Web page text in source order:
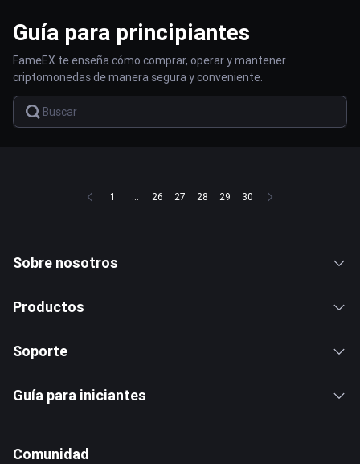
Guía para principiantes
FameEX te enseña cómo comprar, operar y mantener
criptomonedas de manera segura y conveniente.
1 ... 26 27 28 29 30
Sobre nosotros
Productos
Soporte
Guía para iniciantes
Comunidad